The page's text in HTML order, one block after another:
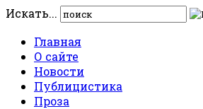
Искать...
Главная
О сайте
Новости
Публицистика
Проза